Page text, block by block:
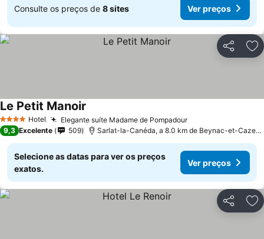
Consulte os preços de 8 sites Ver preços
Partilhar
4 EstrelasHotel Elegante suíte Madame de Pompadour
Le Petit Manoir
9,3 Excelente 509 Sarlat-la-Canéda, a 8.0 km de Beynac-et-Cazenac
Selecione as datas para ver os preços
exatos.
Ver preços
Partilhar